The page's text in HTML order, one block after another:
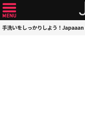
手洗いをしっかりしよう！Japaaan